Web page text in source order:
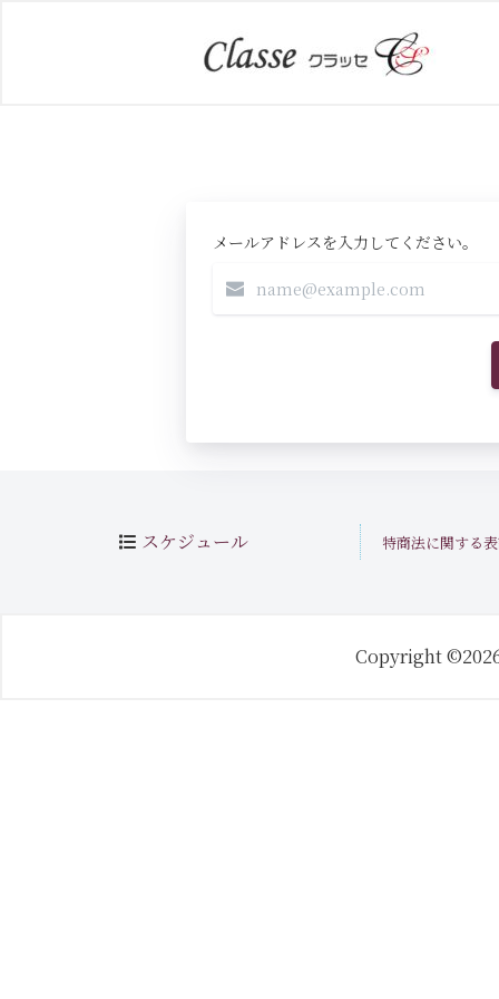
メールアドレスを入力してください。
スケジュール 特商法に関する
Copyright